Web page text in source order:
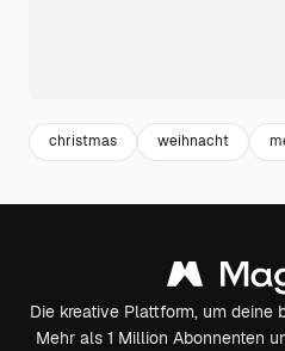
christmas weihnacht
Die kreative Plattform, um deine
Mehr als 1 Million Abonnenten